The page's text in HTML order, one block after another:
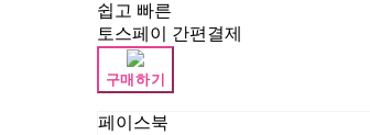
쉽고 빠른
토스페이 간편결제
구매하기
페이스북